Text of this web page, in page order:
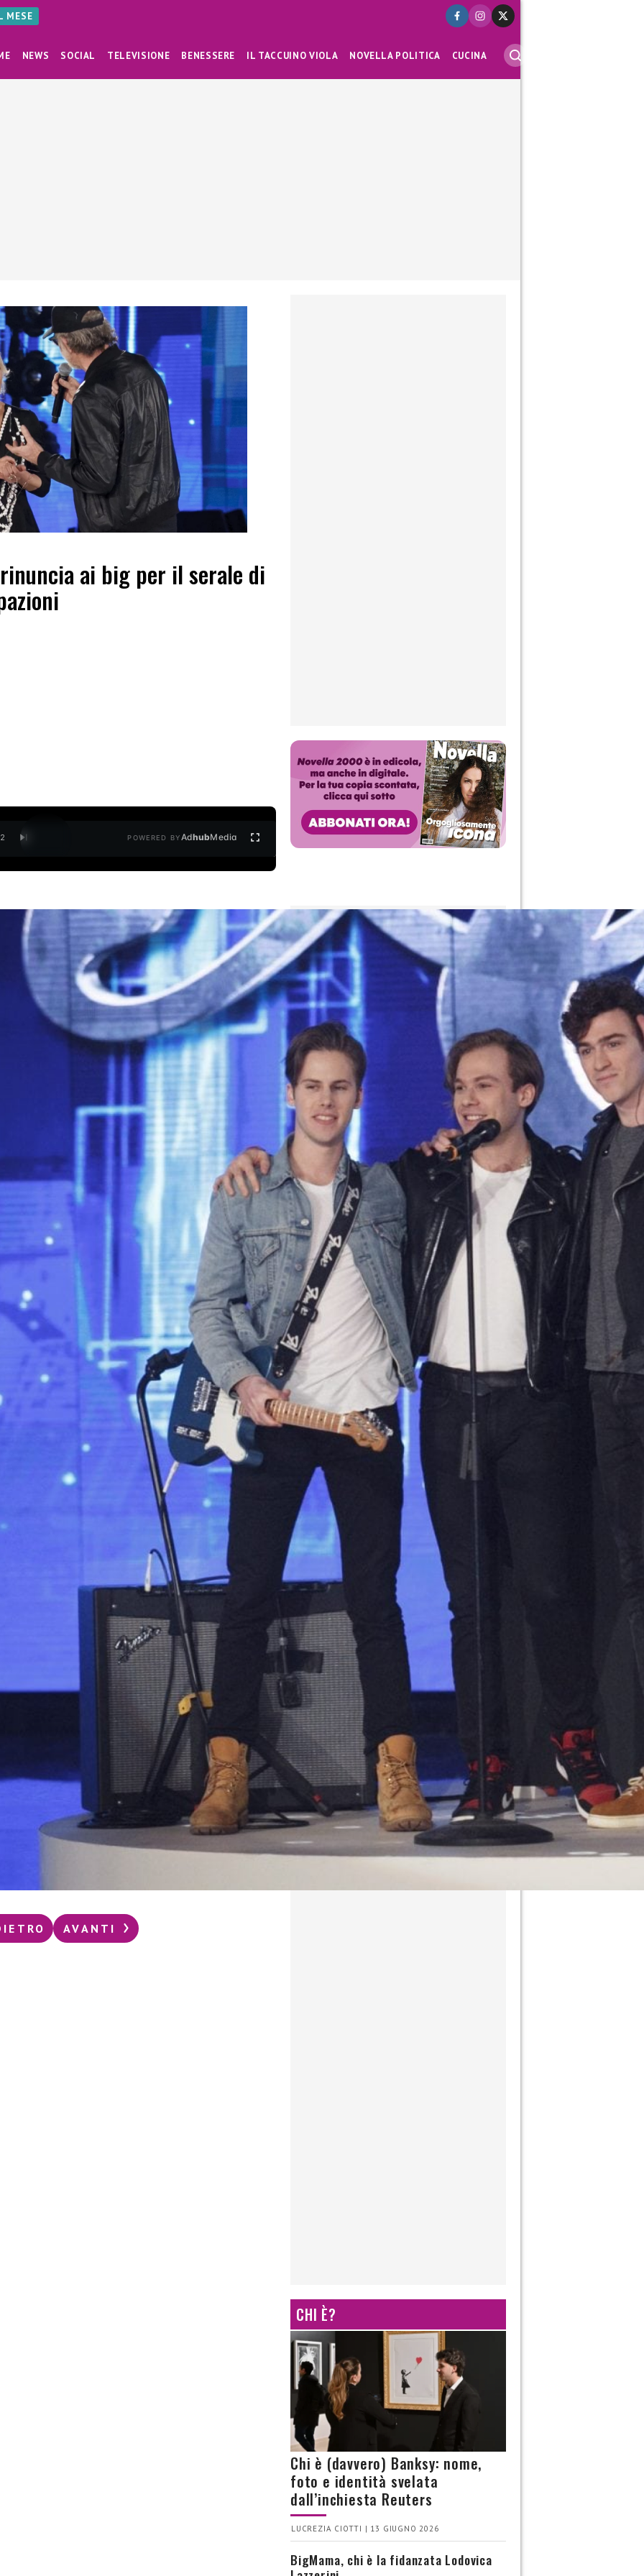
MESE
NEWS SOCIAL TELEVISIONE BENESSERE IL TACCUINO VIOLA NOVELLA POLITICA CUCINA
ai big per il serale di
2 POWERED BYAdhubMedia
AVANTI
CUCINA
Come scegliere le pesche più
buone? La guida definitiva
LUCREZIA CIOTTI | 2 AGOSTO 2026
Tiramisù senza uova: la versione light
del dolce più amato d’Italia
LUCREZIA CIOTTI | 1 AGOSTO 2026
Grana Padano, il sapore che dà energia
anche d’estate con le bruschette
gourmet
REDAZIONE NOVELLA 2000 | 31 LUGLIO 2026
Francesco Paolantoni ai fornelli con
Chef Armonia: “La pasta e patate mi
sa di casa”
REDAZIONE NOVELLA 2000 | 30 LUGLIO 2026
CHI È?
Chi è (davvero) Banksy: nome,
foto e identità svelata
dall’inchiesta Reuters
LUCREZIA CIOTTI | 13 GIUGNO 2026
BigMama, chi è la fidanzata Lodovica